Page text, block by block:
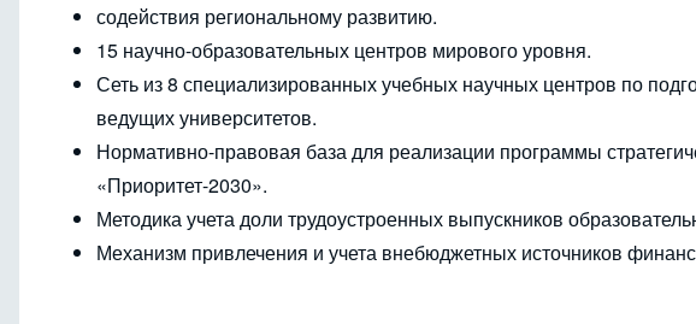
содействия региональному развитию.
15 научно-образовательных центров мирового уровня.
Сеть из 8 специализированных учебных научных центров по
ведущих университетов.
Нормативно-правовая база для реализации программы
«Приоритет-2030».
Методика учета доли трудоустроенных выпускников
Механизм привлечения и учета внебюджетных источников